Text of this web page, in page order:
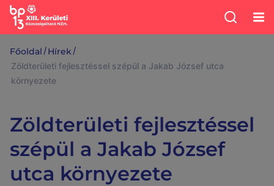
Főoldal /Hírek /
Zöldterületi fejlesztéssel szépül a Jakab József utca
környezete
Zöldterületi fejlesztéssel
szépül a Jakab József
utca környezete